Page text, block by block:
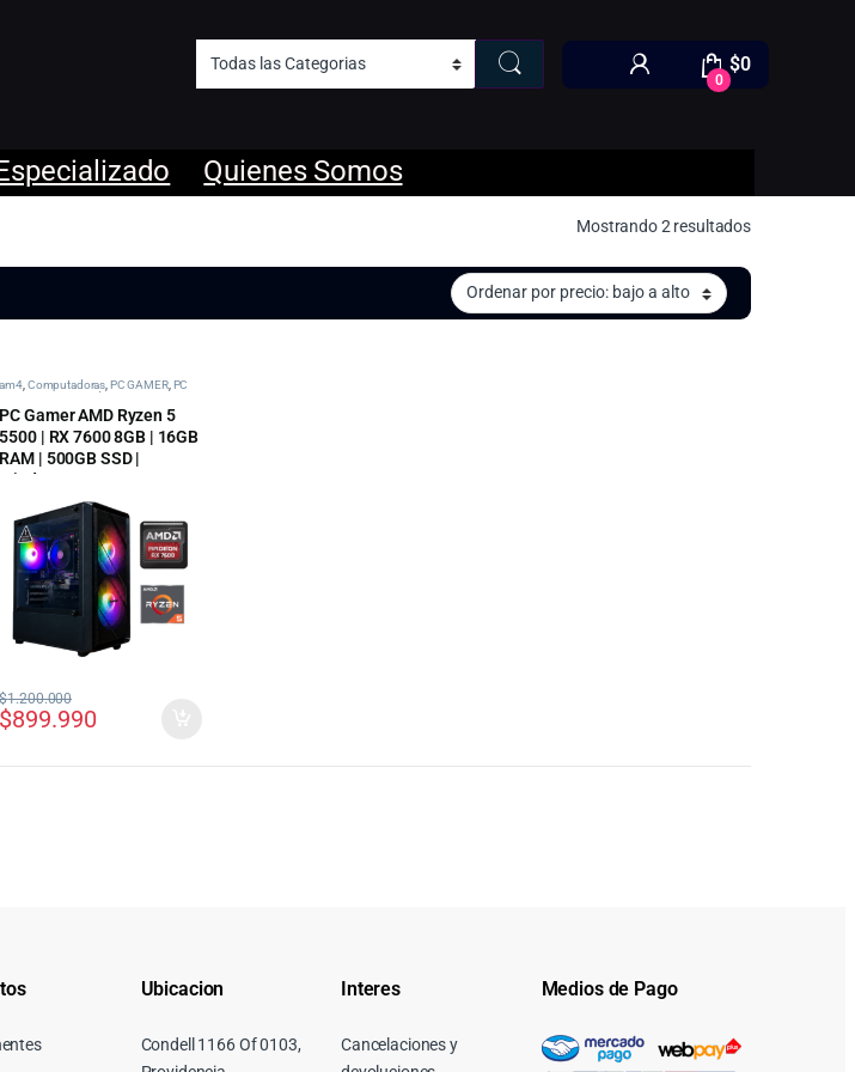
0
$0
Quienes Somos
Mostrando 2 resultadosOrdenado por
am4,Computadoras, PC GAMER, PC
PC Gamer AMD Ryzen 5
5500 | RX 7600 8GB | 16GB
RAM | 500GB SSD |
Windows 11
$899.990
$1.200.000
bajo a alto
Ubicacion
Condell 1166 Of 0103,
Interes
Cancelaciones y
Medios de Pago